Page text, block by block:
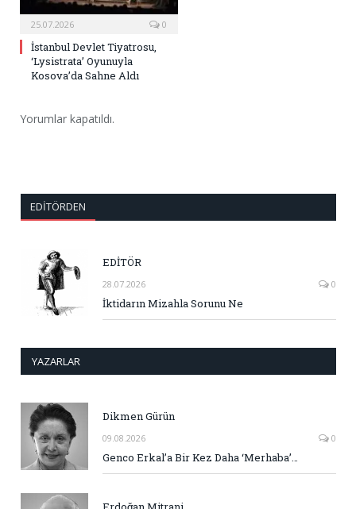
25.07.2026 0
İstanbul Devlet Tiyatrosu,
‘Lysistrata’ Oyunuyla
Kosova’da Sahne Aldı
Yorumlar kapatıldı.
EDITÖRDEN
EDİTÖR
28.07.2026 0
İktidarın Mizahla Sorunu Ne
YAZARLAR
Dikmen Gürün
09.08.2026 0
Genco Erkal’a Bir Kez Daha ‘Merhaba’…